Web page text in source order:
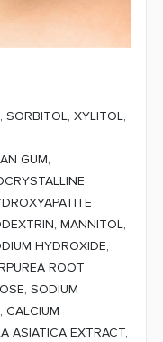
SORBITOL, XYLITOL,
GUM,
MANNITOL,
HYDROXIDE,
ROOT
SODIUM
CALCIUM
ASIATICA EXTRACT,